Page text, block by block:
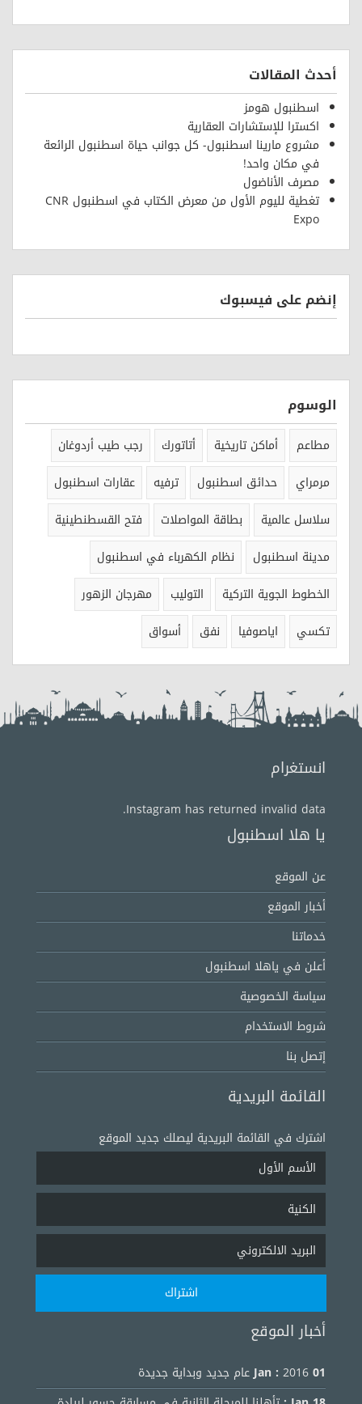
أحدث المقالات
اسطنبول هومز
اكسترا للإستشارات العقارية
مشروع مارينا اسطنبول- كل جوانب حياة اسطنبول الرائعة
في مكان واحد!
مصرف الأناضول
تغطية لليوم الأول من معرض الكتاب في اسطنبول CNR
Expo
إنضم على فيسبوك
الوسوم
مطاعم أماكن تاريخية أتاتورك
رجب طيب أردوغان
مرمراي
حدائق اسطنبول ترفيه
عقارات اسطنبول
سلاسل عالمية
بطاقة المواصلات
فتح القسطنطينية
مدينة اسطنبول
نظام الكهرباء في اسطنبول
الخطوط الجوية التركية
التوليب
مهرجان الزهور
تكسي
اياصوفيا نفق أسواق
انستغرام
Instagram has returned invalid data.
يا هلا اسطنبول
عن الموقع
أخبار الموقع
خدماتنا
أعلن في ياهلا اسطنبول
سياسة الخصوصية
شروط الاستخدام
إتصل بنا
القائمة البريدية
اشترك في القائمة البريدية ليصلك جديد الموقع
أخبار الموقع
01 Jan :2016 عام جديد وبداية جديدة